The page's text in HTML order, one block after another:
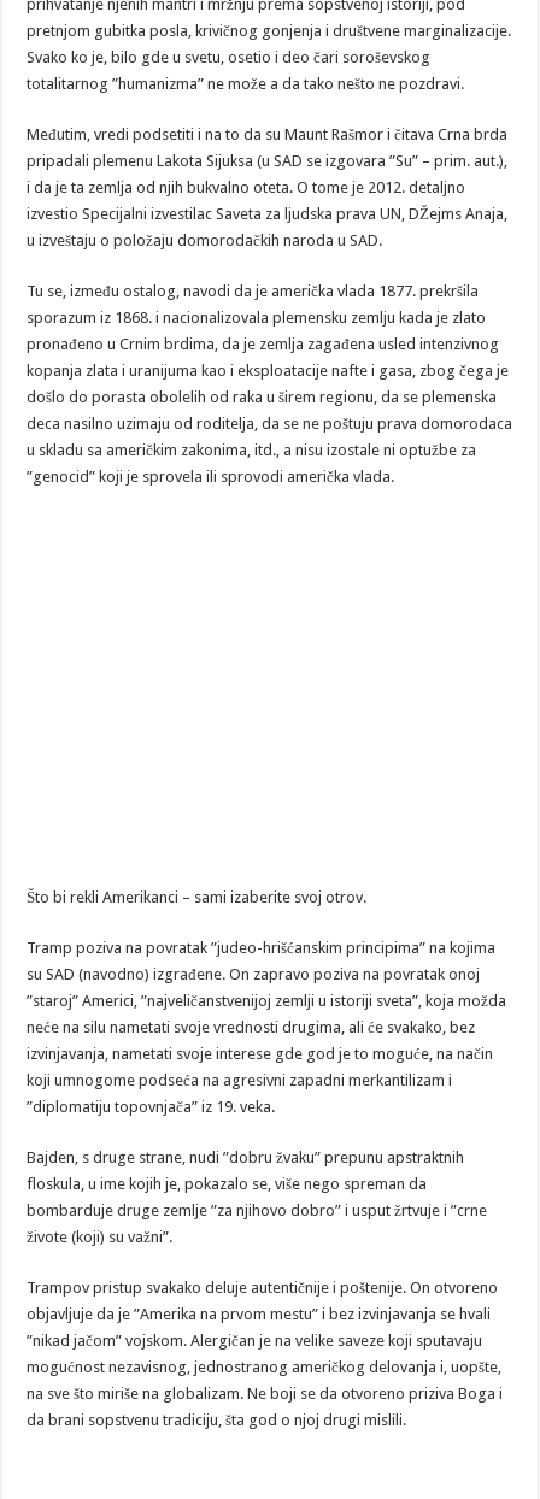
prihvatanje njenih mantri i mržnju prema sopstvenoj istoriji, pod
pretnjom gubitka posla, krivičnog gonjenja i društvene marginalizacije.
Svako ko je, bilo gde u svetu, osetio i deo čari soroševskog
totalitarnog ”humanizma” ne može a da tako nešto ne pozdravi.
Međutim, vredi podsetiti i na to da su Maunt Rašmor i čitava Crna brda
pripadali plemenu Lakota Sijuksa (u SAD se izgovara ”Su” – prim. aut.),
i da je ta zemlja od njih bukvalno oteta. O tome je 2012. detaljno
izvestio Specijalni izvestilac Saveta za ljudska prava UN, DŽejms Anaja,
u izveštaju o položaju domorodačkih naroda u SAD.
Tu se, između ostalog, navodi da je američka vlada 1877. prekršila
sporazum iz 1868. i nacionalizovala plemensku zemlju kada je zlato
pronađeno u Crnim brdima, da je zemlja zagađena usled intenzivnog
kopanja zlata i uranijuma kao i eksploatacije nafte i gasa, zbog čega je
došlo do porasta obolelih od raka u širem regionu, da se plemenska
deca nasilno uzimaju od roditelja, da se ne poštuju prava domorodaca
u skladu sa američkim zakonima, itd., a nisu izostale ni optužbe za
”genocid” koji je sprovela ili sprovodi američka vlada.
Što bi rekli Amerikanci – sami izaberite svoj otrov.
Tramp poziva na povratak ”judeo-hrišćanskim principima” na kojima
su SAD (navodno) izgrađene. On zapravo poziva na povratak onoj
”staroj” Americi, ”najveličanstvenijoj zemlji u istoriji sveta”, koja možda
neće na silu nametati svoje vrednosti drugima, ali će svakako, bez
izvinjavanja, nametati svoje interese gde god je to moguće, na način
koji umnogome podseća na agresivni zapadni merkantilizam i
”diplomatiju topovnjača” iz 19. veka.
Bajden, s druge strane, nudi ”dobru žvaku” prepunu apstraktnih
floskula, u ime kojih je, pokazalo se, više nego spreman da
bombarduje druge zemlje ”za njihovo dobro” i usput žrtvuje i ”crne
živote (koji) su važni”.
Trampov pristup svakako deluje autentičnije i poštenije. On otvoreno
objavljuje da je ”Amerika na prvom mestu” i bez izvinjavanja se hvali
”nikad jačom” vojskom. Alergičan je na velike saveze koji sputavaju
mogućnost nezavisnog, jednostranog američkog delovanja i, uopšte,
na sve što miriše na globalizam. Ne boji se da otvoreno priziva Boga i
da brani sopstvenu tradiciju, šta god o njoj drugi mislili.